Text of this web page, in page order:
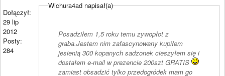
Dołączył:
29 lip
2012
Posty:
284
Wichura4ad napisał(a)
Posadziłem 1,5 roku temu zywopłot z
graba.Jestem nim zafascynowany kupiłem
jesienią 300 kopanych sadzonek cieszyłem się i
dostałem e-mail w prezencie 200szt GRATIS
zamiast obsadzić tylko przedogródek mam go